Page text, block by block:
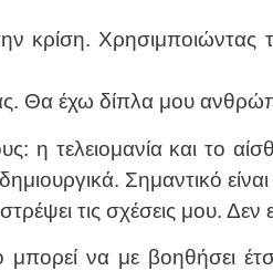
κρίση.
Θα έχω δίπλα μου
η τελειομανία και το
Σημαντικό
τις σχέσεις μου. Δεν
να με βοηθήσει